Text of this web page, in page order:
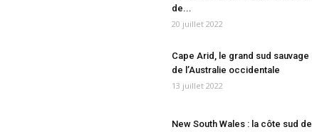
de...
20 juillet 2022
Cape Arid, le grand sud sauvage
de l’Australie occidentale
13 juillet 2022
New South Wales : la côte sud de